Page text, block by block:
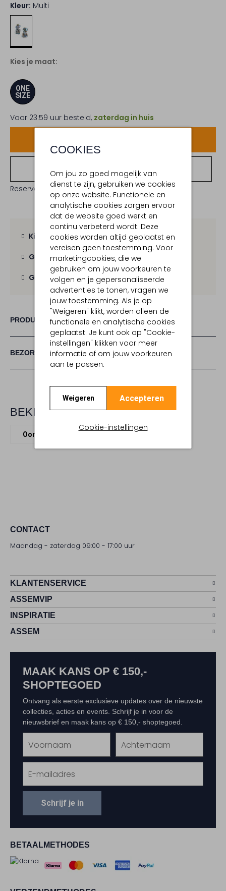
COOKIES
Om jou zo goed mogelijk van
dienst te zijn, gebruiken we cookies
op onze website. Functionele en
analytische cookies zorgen ervoor
dat de website goed werkt en
continu verbeterd wordt. Deze
cookies worden altijd geplaatst en
vereisen geen toestemming. Voor
marketingcookies, die we
gebruiken om jouw voorkeuren te
volgen en je gepersonaliseerde
advertenties te tonen, vragen we
jouw toestemming. Als je op
"Weigeren" klikt, worden alleen de
functionele en analytische cookies
geplaatst. Je kunt ook op "Cookie-
instellingen" klikken voor meer
informatie of om jouw voorkeuren
aan te passen.
Weigeren Accepteren
Cookie-instellingen
Kleur: Multi
Kies je maat:
ONE
SIZE
Voor 23:59 uur besteld, zaterdag in huis
Bekijk winkelvoorraad
Reserveer direct in een van onze 19 boutiques
Kies zelf je bezorgmoment
Gratis verzendingvanaf € 100,-
Gratis retourbinnen 30 dagen
PRODUCT INFORMATIE
BEZORGEN & RETOURNEREN
BEKIJK MEER
Oorbellen
CONTACT
Maandag - zaterdag 09:00 - 17:00 uur
KLANTENSERVICE
ASSEMVIP
INSPIRATIE
ASSEM
BETAALMETHODES
MAAK KANS OP € 150,-
SHOPTEGOED
Ontvang als eerste exclusieve updates over de nieuwste
collecties, acties en events. Schrijf je in voor de
nieuwsbrief en maak kans op € 150,- shoptegoed.
Schrijf je in